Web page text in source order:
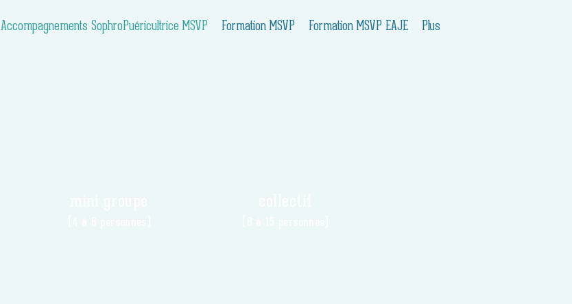
Accompagnements SophroPuéricultrice MSVP Formation MSVP Formation MSVP EAJE Plus